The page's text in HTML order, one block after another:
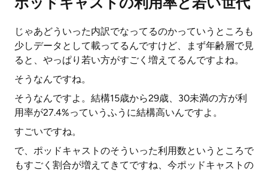
じゃあどういった内訳でなってるのかっていうところも
少しデータとして載ってるんですけど、まず年齢層で見
ると、やっぱり若い方がすごく増えてるんですよね。
そうなんですね。
そうなんですよ。結構15歳から29歳、30未満の方が利
用率が27.4%っていうふうに結構高いんですよ。
すごいですね。
で、ポッドキャストのそういった利用数というところで
もすごく割合が増えてきてですね、今ポッドキャストの